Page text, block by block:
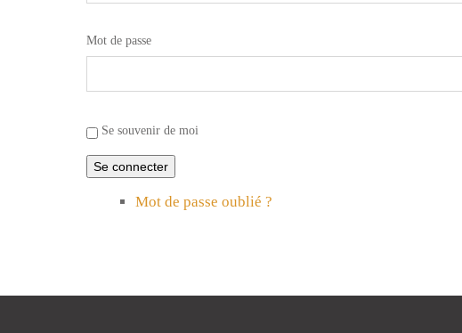
Mot de passe
Se souvenir de moi
Se connecter
Mot de passe oublié ?